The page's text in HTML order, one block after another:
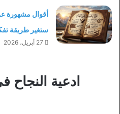
ستغير طريقة
27 أبريل، 2026
ادعية النجاح